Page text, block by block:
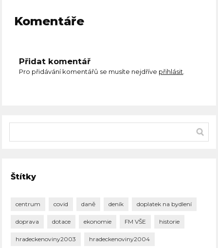
Komentáře
Přidat komentář
Pro přidávání komentářů se musíte nejdříve přihlásit.
Štítky
centrum covid daně deník doplatek na bydlení
doprava dotace ekonomie FM VŠE historie
hradeckenoviny2003 hradeckenoviny2004